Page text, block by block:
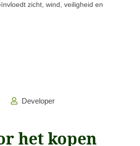
zicht, wind, veiligheid en
Developer
het kopen